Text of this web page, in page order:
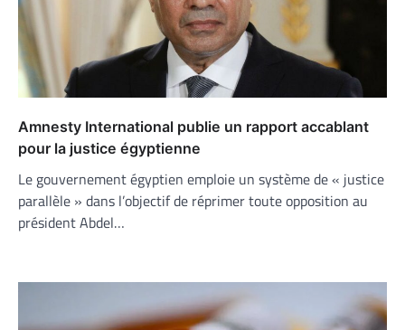
Amnesty International publie un rapport accablant
pour la justice égyptienne
Le gouvernement égyptien emploie un système de « justice
parallèle » dans l’objectif de réprimer toute opposition au
président Abdel…